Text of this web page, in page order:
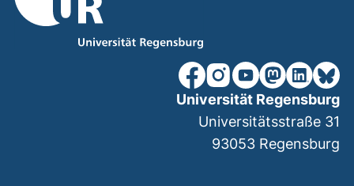
unsere Facebook-Seite
unsere Instagram-
unsere YouTube-
unsereunsere
Universität Regensburg
Universitätsstraße 31
93053 Regensburg